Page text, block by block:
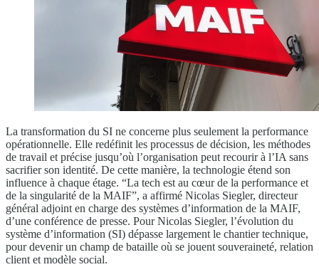
La transformation du SI ne concerne plus seulement la performance
opérationnelle. Elle redéfinit les processus de décision, les méthodes
de travail et précise jusqu’où l’organisation peut recourir à l’IA sans
sacrifier son identité. De cette manière, la technologie étend son
influence à chaque étage. “La tech est au cœur de la performance et
de la singularité de la MAIF”, a affirmé Nicolas Siegler, directeur
général adjoint en charge des systèmes d’information de la MAIF,
d’une conférence de presse. Pour Nicolas Siegler, l’évolution du
système d’information (SI) dépasse largement le chantier technique,
pour devenir un champ de bataille où se jouent souveraineté, relation
client et modèle social.